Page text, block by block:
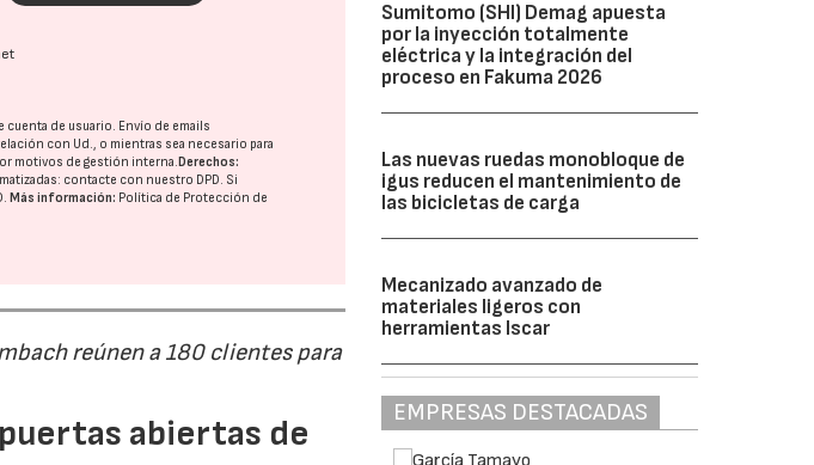
de usuario. Envío de emails
con Ud., o mientras sea necesario para
motivos de gestión interna.Derechos:
contacte con nuestro DPD. Si
.Más información: Política de Protección de
reúnen a 180 clientes para
abiertas de
Sumitomo (SHI) Demag apuesta
por la inyección totalmente
eléctrica y la integración del
proceso en Fakuma 2026
Las nuevas ruedas monobloque de
igus reducen el mantenimiento de
las bicicletas de carga
Mecanizado avanzado de
materiales ligeros con
herramientas Iscar
EMPRESAS DESTACADAS